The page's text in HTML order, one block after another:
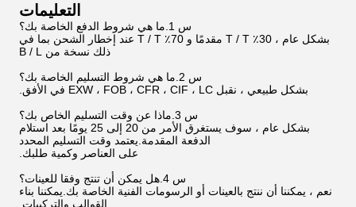
التعليمات
س 1.ما هي شروط الدفع الخاصة بك؟
بشكل عام ، 30٪ T / T مقدمًا و 70٪ T / T عند إخطار الشحن بما في
ذلك نسخة من B / L
س 2.ما هي شروط التسليم الخاصة بك؟
بشكل طبيعي ، نقبل EXW ، FOB ، CFR ، CIF ، LC في الأفق.
س 3.ماذا عن وقت التسليم الخاص بك؟
بشكل عام ، سوف يستغرق الأمر من 20 إلى 25 يومًا بعد استلام
الدفعة المقدمة.يعتمد وقت التسليم المحدد
على العناصر وكمية طلبك.
س 4.هل يمكن أن تنتج وفقا للعينات؟
نعم ، يمكننا أن ننتج بالعينات أو الرسومات الفنية الخاصة بك.يمكننا بناء
القوالب والتركيبات.